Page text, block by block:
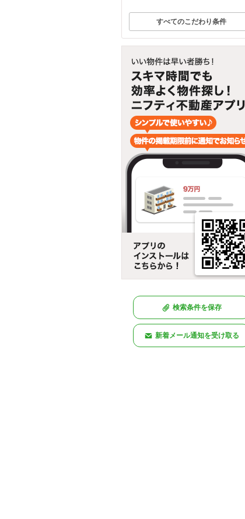
すべてのこだわり条件
検索条件を保存
新着メール通知を受け取る